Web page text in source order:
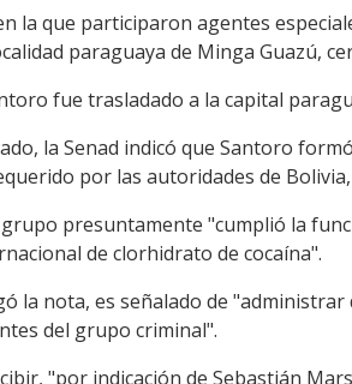
la que participaron agentes
paraguaya de Minga Guazú,
fue trasladado a la capital
la Senad indicó que Santoro
por las autoridades de
presuntamente "cumplió la
de clorhidrato de cocaína".
la nota, es señalado de
del grupo criminal".
"por indicación de Sebastián